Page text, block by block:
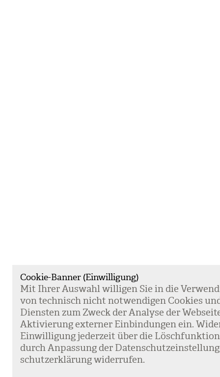
Cookie-Banner (Einwilligung)
Mit Ihrer Aus­wahl wil­li­gen Sie in die
von tech­nisch nicht not­wen­di­gen Coo­kies
Diens­ten zum Zweck der Ana­lyse der
Akti­vie­rung exter­ner Ein­bin­dun­gen ein.
Ein­wil­li­gung jeder­zeit über die
durch Anpas­sung der
schutz­er­klä­rung wider­ru­fen.